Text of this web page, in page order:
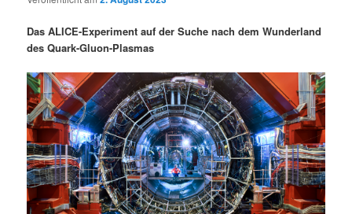
m
r
e
n
I
u
d
ä
r
e
n
a
i
g
a
t
i
o
n
Das ALICE-Experiment auf der Suche nach dem Wunderland
des Quark-Gluon-Plasmas